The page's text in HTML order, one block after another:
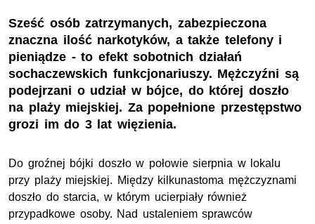
Sześć osób zatrzymanych, zabezpieczona
znaczna ilość narkotyków, a także telefony i
pieniądze - to efekt sobotnich działań
sochaczewskich funkcjonariuszy. Mężczyźni są
podejrzani o udział w bójce, do której doszło
na plaży miejskiej. Za popełnione przestępstwo
grozi im do 3 lat więzienia.
Do groźnej bójki doszło w połowie sierpnia w lokalu
przy plaży miejskiej. Między kilkunastoma mężczyznami
doszło do starcia, w którym ucierpiały również
przypadkowe osoby. Nad ustaleniem sprawców